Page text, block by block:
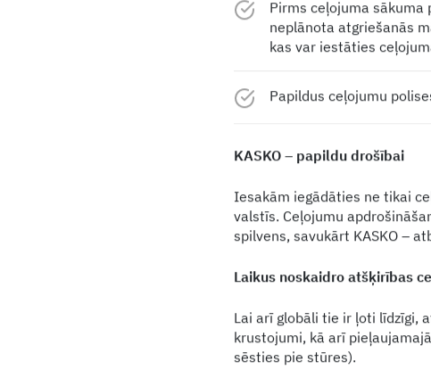
Pirms ceļojuma sākuma
neplānota atgriešanās
kas var iestāties
Papildus ceļojumu
KASKO – papildu drošībai
Iesakām iegādāties ne tikai
valstīs. Ceļojumu
spilvens, savukārt KASKO –
Laikus noskaidro atšķirības
Lai arī globāli tie ir ļoti līdzīgi,
krustojumi, kā arī
sēsties pie stūres).